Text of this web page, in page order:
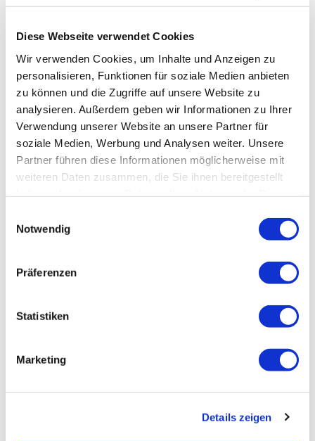
Diese Webseite verwendet Cookies
Wir verwenden Cookies, um Inhalte und Anzeigen zu
personalisieren, Funktionen für soziale Medien anbieten
zu können und die Zugriffe auf unsere Website zu
analysieren. Außerdem geben wir Informationen zu Ihrer
Verwendung unserer Website an unsere Partner für
soziale Medien, Werbung und Analysen weiter. Unsere
Partner führen diese Informationen möglicherweise mit
weiteren Daten zusammen, die Sie ihnen bereitgestellt
Notwendig
Präferenzen
Statistiken
Marketing
Details zeigen